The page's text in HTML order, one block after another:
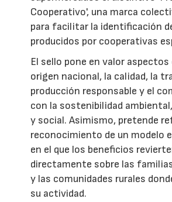
Cooperativo', una marca
para facilitar la identificación
producidos por cooperativas
El sello pone en valor aspectos
origen nacional, la calidad, la
producción responsable y el
con la sostenibilidad
y social. Asimismo, pretende
reconocimiento de un modelo
en el que los beneficios
directamente sobre las
y las comunidades rurales
su actividad.